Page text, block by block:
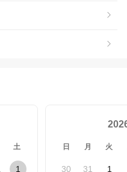
土
1
日 月 火
30 31 1